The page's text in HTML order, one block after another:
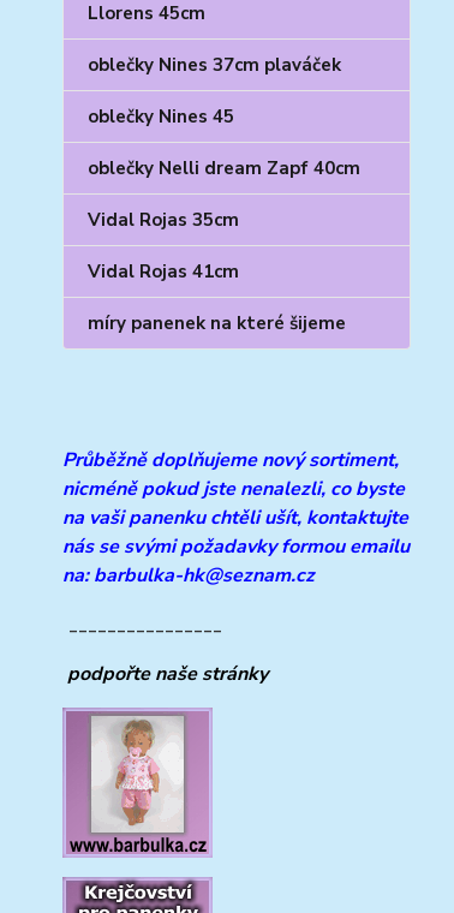
Llorens 45cm
oblečky Nines 37cm plaváček
oblečky Nines 45
oblečky Nelli dream Zapf 40cm
Vidal Rojas 35cm
Vidal Rojas 41cm
míry panenek na které šijeme
Průběžně doplňujemenový sortiment,
nicméně pokud jste nenalezli, co byste
na vaši panenku chtěli ušít, kontaktujte
nás se svými požadavky formou emailu
na: barbulka-hk@seznam.cz
________________
podpořte naše stránky